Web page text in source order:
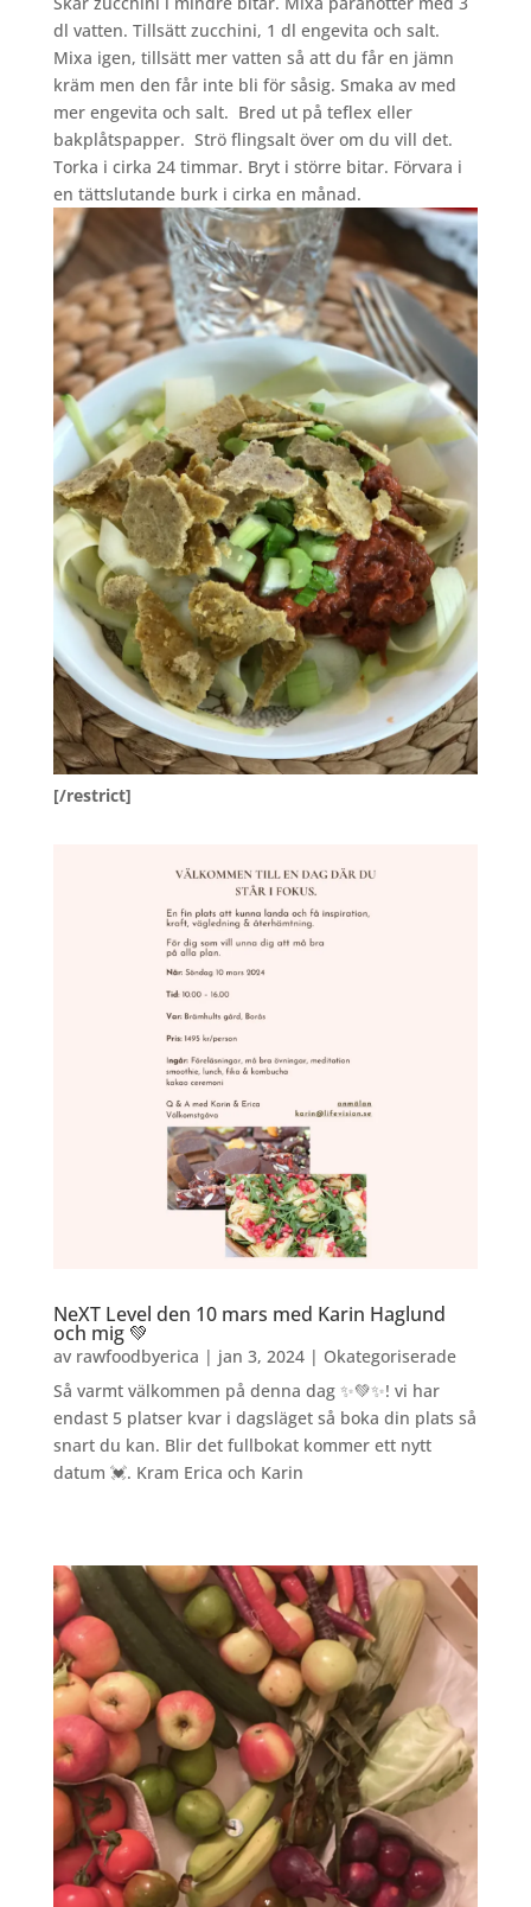
dl vatten. Tillsätt zucchini, 1 dl engevita och salt.
Mixa igen, tillsätt mer vatten så att du får en jämn
kräm men den får inte bli för såsig. Smaka av med
mer engevita och salt. Bred ut på teflex eller
bakplåtspapper. Strö flingsalt över om du vill det.
Torka i cirka 24 timmar. Bryt i större bitar. Förvara i
en tättslutande burk i cirka en månad.
[/restrict]
NeXT Level den 10 mars med Karin Haglund
och mig 💚
av rawfoodbyerica | jan 3, 2024| Okategoriserade
Så varmt välkommen på denna dag ✨💚✨! vi har
endast 5 platser kvar i dagsläget så boka din plats så
snart du kan. Blir det fullbokat kommer ett nytt
datum 💓. Kram Erica och Karin